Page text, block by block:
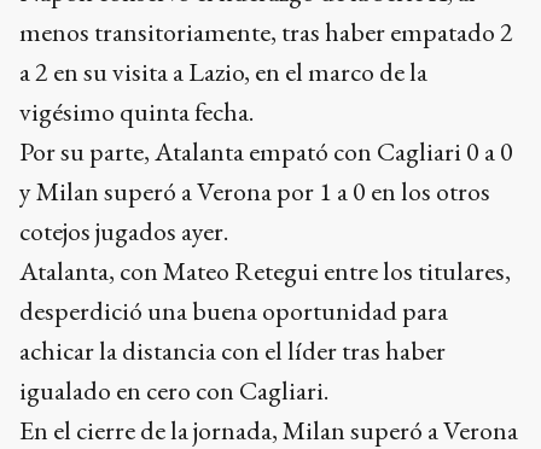
menos transitoriamente, tras haber empatado 2
a 2 en su visita a Lazio, en el marco de la
vigésimo quinta fecha.
Por su parte, Atalanta empató con Cagliari 0 a 0
y Milan superó a Verona por 1 a 0 en los otros
cotejos jugados ayer.
Atalanta, con Mateo Retegui entre los titulares,
desperdició una buena oportunidad para
achicar la distancia con el líder tras haber
igualado en cero con Cagliari.
En el cierre de la jornada, Milan superó a Verona